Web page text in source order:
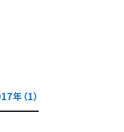
年（1）